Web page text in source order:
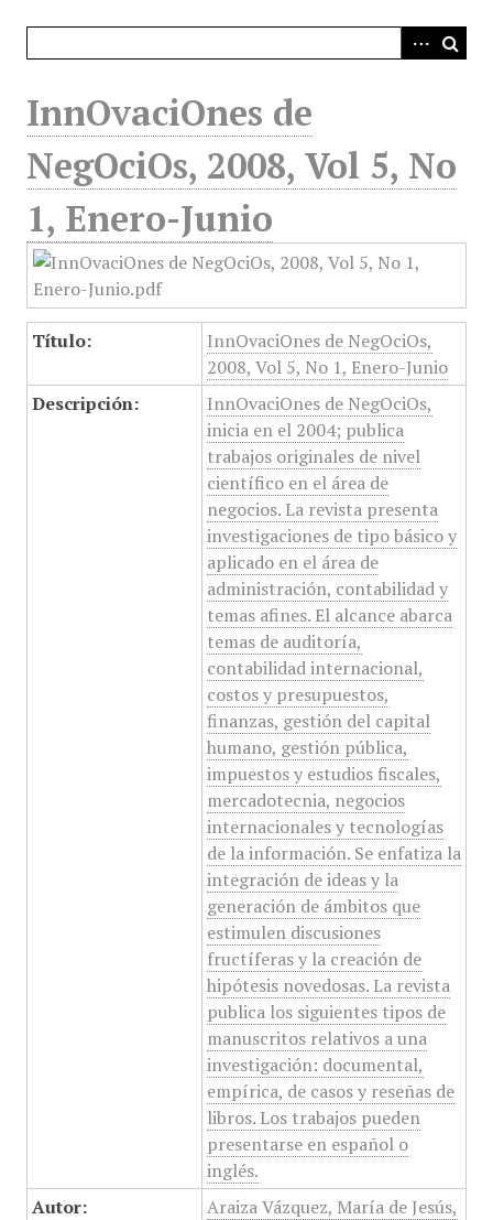
InnOvaciOnes de
NegOciOs, 2008, Vol 5, No
1, Enero-Junio
Título:
InnOvaciOnes de NegOciOs,
2008, Vol 5, No 1, Enero-Junio
Descripción:
InnOvaciOnes de NegOciOs,
inicia en el 2004; publica
trabajos originales de nivel
científico en el área de
negocios. La revista presenta
investigaciones de tipo básico y
aplicado en el área de
administración, contabilidad y
temas afines. El alcance abarca
temas de auditoría,
contabilidad internacional,
costos y presupuestos,
finanzas, gestión del capital
humano, gestión pública,
impuestos y estudios fiscales,
mercadotecnia, negocios
internacionales y tecnologías
de la información. Se enfatiza la
integración de ideas y la
generación de ámbitos que
estimulen discusiones
fructíferas y la creación de
hipótesis novedosas. La revista
publica los siguientes tipos de
manuscritos relativos a una
investigación: documental,
empírica, de casos y reseñas de
libros. Los trabajos pueden
presentarse en español o
inglés.
Autor:
Araiza Vázquez, María de Jesús,